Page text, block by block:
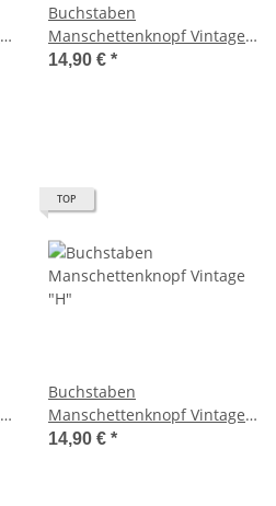
Buchstaben
Manschettenknopf Vintage
"F"
14,90 € *
TOP
Buchstaben
Manschettenknopf Vintage
"H"
14,90 € *